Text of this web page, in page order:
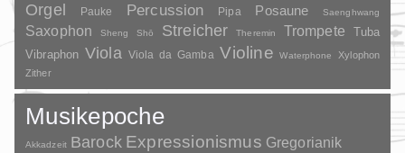
Orgel Pauke Percussion Pipa Posaune Saenghwang
Saxophon Sheng Shō Streicher Theremin Trompete
Tuba
Vibraphon Viola Viola da Gamba Violine Waterphone
Xylophon
Zither
Musikepoche
Akkadzeit Barock Expressionismus Gregorianik